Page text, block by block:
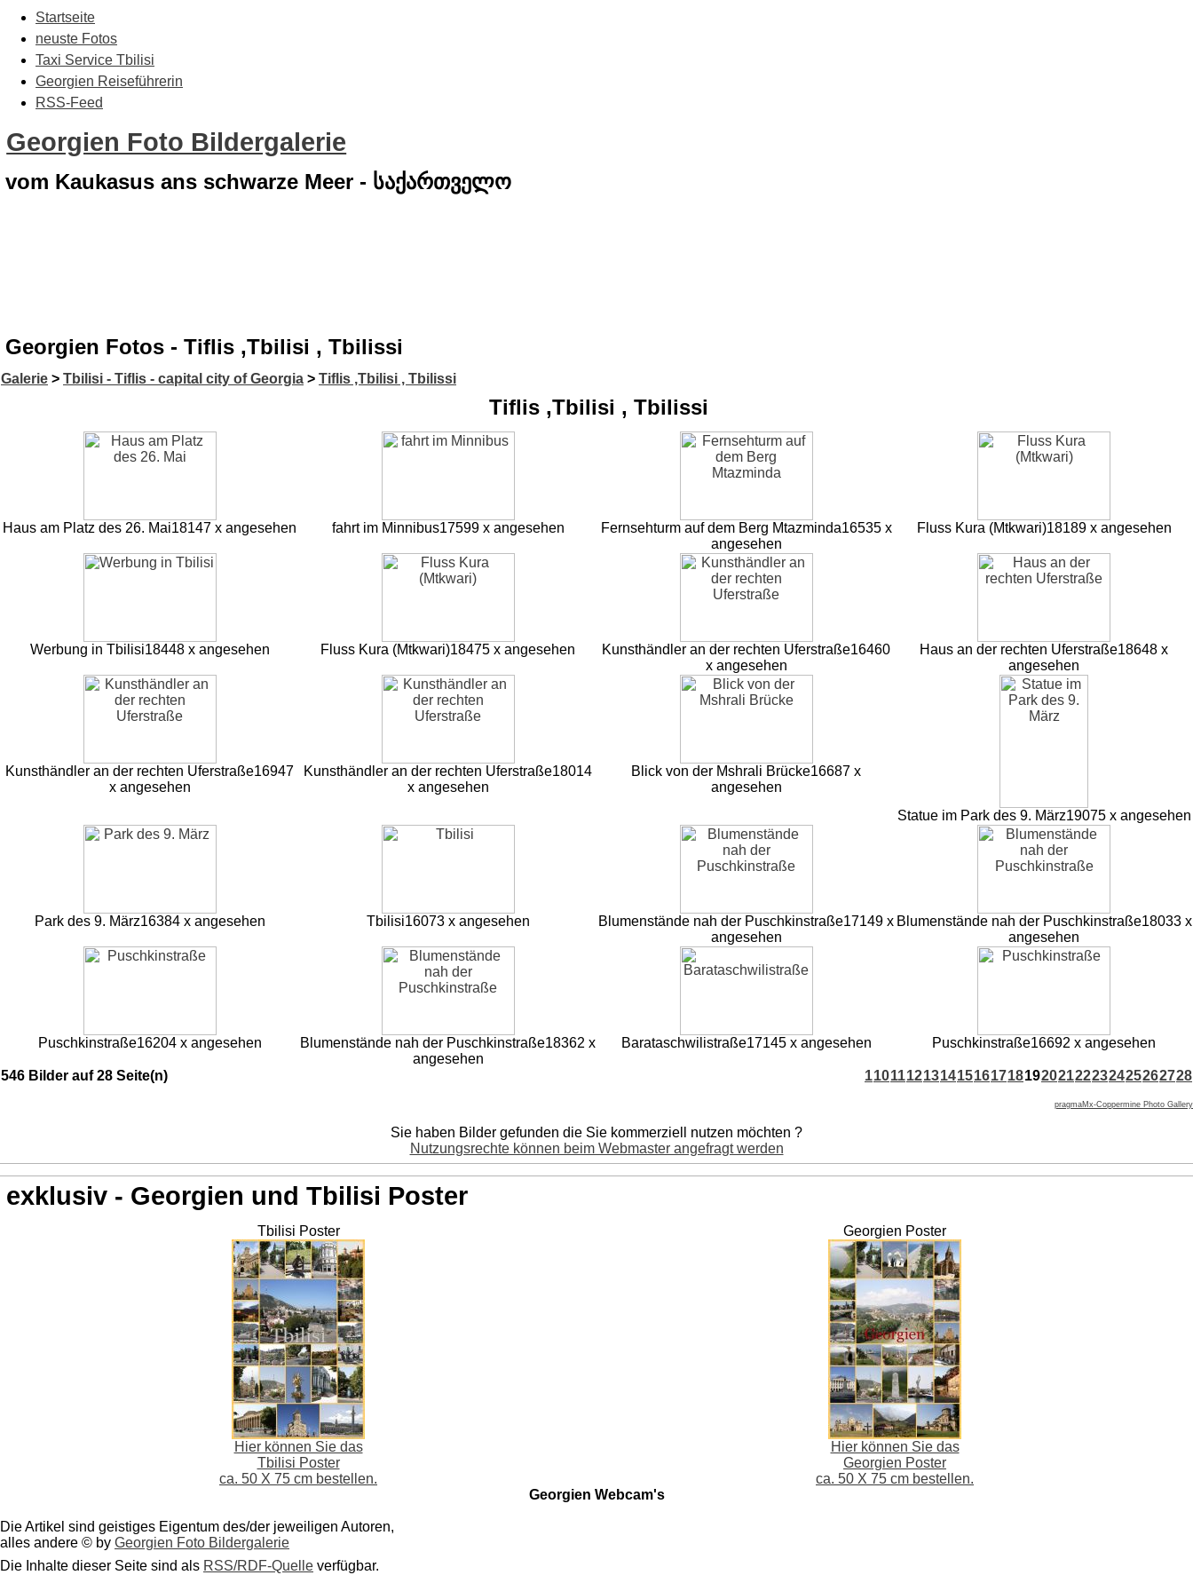
Startseite
neuste Fotos
Taxi Service Tbilisi
Georgien Reiseführerin
RSS-Feed
Georgien Foto Bildergalerie
vom Kaukasus ans schwarze Meer - საქართველო
Georgien Fotos - Tiflis ,Tbilisi , Tbilissi
Galerie > Tbilisi - Tiflis - capital city of Georgia > Tiflis ,Tbilisi , Tbilissi
Tiflis ,Tbilisi , Tbilissi
Haus am Platz des 26. Mai18147 x angesehen fahrt im Minnibus17599 x angesehen Fernsehturm auf dem Berg Mtazminda16535 x
angesehen
Fluss Kura (Mtkwari)18189 x angesehen
Werbung in Tbilisi18448 x angesehen Fluss Kura (Mtkwari)18475 x angesehen Kunsthändler an der rechten Uferstraße16460
x angesehen
Haus an der rechten Uferstraße18648 x
angesehen
Kunsthändler an der rechten Uferstraße16947
x angesehen
Kunsthändler an der rechten Uferstraße18014
x angesehen
Blick von der Mshrali Brücke16687 x
angesehen
Statue im Park des 9. März19075 x angesehen
Park des 9. März16384 x angesehen Tbilisi16073 x angesehen Blumenstände nah der Puschkinstraße17149 x
angesehen
Blumenstände nah der Puschkinstraße18033 x
angesehen
Puschkinstraße16204 x angesehen Blumenstände nah der Puschkinstraße18362 x
angesehen
Barataschwilistraße17145 x angesehen Puschkinstraße16692 x angesehen
546 Bilder auf 28 Seite(n) 110111213141516171819202122232425262728
pragmaMx-Coppermine Photo Gallery
Sie haben Bilder gefunden die Sie kommerziell nutzen möchten ?
Nutzungsrechte können beim Webmaster angefragt werden
exklusiv - Georgien und Tbilisi Poster
Tbilisi Poster
Hier können Sie das
Tbilisi Poster
ca. 50 X 75 cm bestellen.
Georgien Poster
Hier können Sie das
Georgien Poster
ca. 50 X 75 cm bestellen.
Georgien Webcam's
Die Artikel sind geistiges Eigentum des/der jeweiligen Autoren,
alles andere © by Georgien Foto Bildergalerie
Die Inhalte dieser Seite sind als RSS/RDF-Quelle verfügbar.